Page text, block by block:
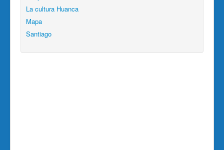
La cultura Huanca
Mapa
Santiago